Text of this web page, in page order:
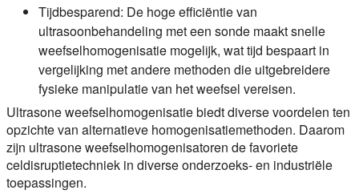
Tijdbesparend: De hoge efficiëntie van
ultrasoonbehandeling met een sonde maakt snelle
weefselhomogenisatie mogelijk, wat tijd bespaart in
vergelijking met andere methoden die uitgebreidere
fysieke manipulatie van het weefsel vereisen.
Ultrasone weefselhomogenisatie biedt diverse voordelen ten
opzichte van alternatieve homogenisatiemethoden. Daarom
zijn ultrasone weefselhomogenisatoren de favoriete
celdisruptietechniek in diverse onderzoeks- en industriële
toepassingen.